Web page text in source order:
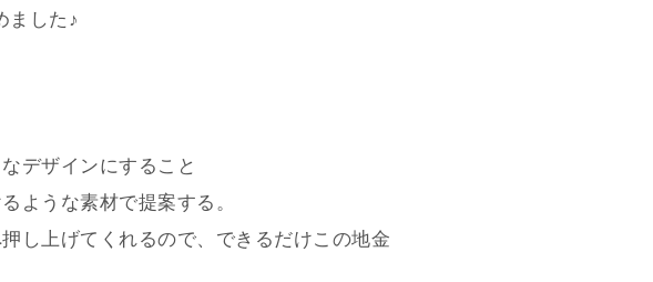
ました♪
デザインにすること
ような素材で提案する。
し上げてくれるので、できるだけこの地金